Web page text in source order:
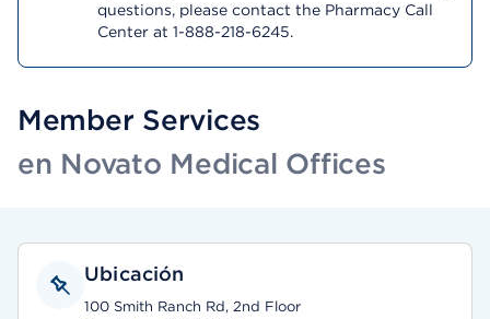
questions, please contact the Pharmacy Call
Center at 1-888-218-6245.
Member Services
en Novato Medical Offices
Ubicación
100 Smith Ranch Rd, 2nd Floor